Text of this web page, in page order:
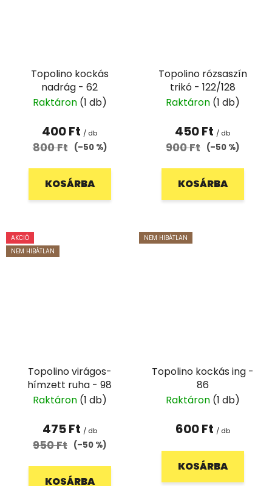
Topolino kockás
nadrág - 62
Raktáron (1 db)
400 Ft / db
800 Ft (–50 %)
KOSÁRBA
Topolino rózsaszín
trikó - 122/128
Raktáron (1 db)
450 Ft / db
900 Ft (–50 %)
KOSÁRBA
AKCIÓ
NEM HIBÁTLAN
Topolino virágos-
hímzett ruha - 98
Raktáron (1 db)
475 Ft / db
950 Ft (–50 %)
KOSÁRBA
NEM HIBÁTLAN
Topolino kockás ing -
86
Raktáron (1 db)
600 Ft / db
KOSÁRBA